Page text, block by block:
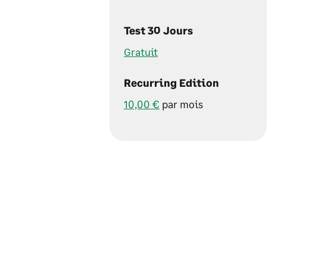
Test 30 Jours
Gratuit
Recurring Edition
10,00 € par mois